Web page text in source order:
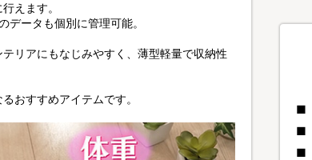
えます。
ータも個別に管理可能。
リアにもなじみやすく、薄型軽量で収納性
おすすめアイテムです。